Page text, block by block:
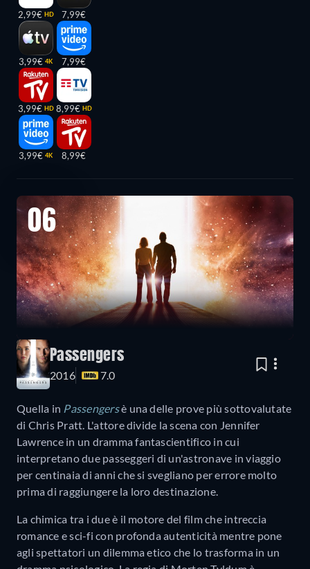
2,99€ HD
3,99€ 4K
3,99€ HD
3,99€ 4K
7,99€
7,99€
8,99€ HD
8,99€
06
Passengers
2016 7.0
Quella in Passengersè una delle prove più sottovalutate
di Chris Pratt. L'attore divide la scena con Jennifer
Lawrence in un dramma fantascientifico in cui
interpretano due passeggeri di un'astronave in viaggio
per centinaia di anni che si svegliano per errore molto
prima di raggiungere la loro destinazione.
La chimica tra i due è il motore del film che intreccia
romance e sci-fi con profonda autenticità mentre pone
agli spettatori un dilemma etico che lo trasforma in un